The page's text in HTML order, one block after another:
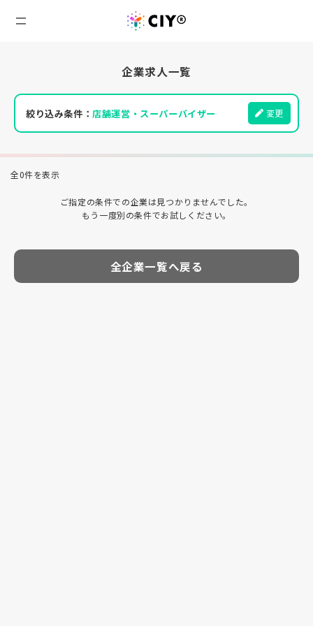
企業求人一覧
絞り込み条件：店舗運営・スーパーバイザー 変更
全0件を表示
ご指定の条件での企業は見つかりませんでした。
もう一度別の条件でお試しください。
全企業一覧へ戻る